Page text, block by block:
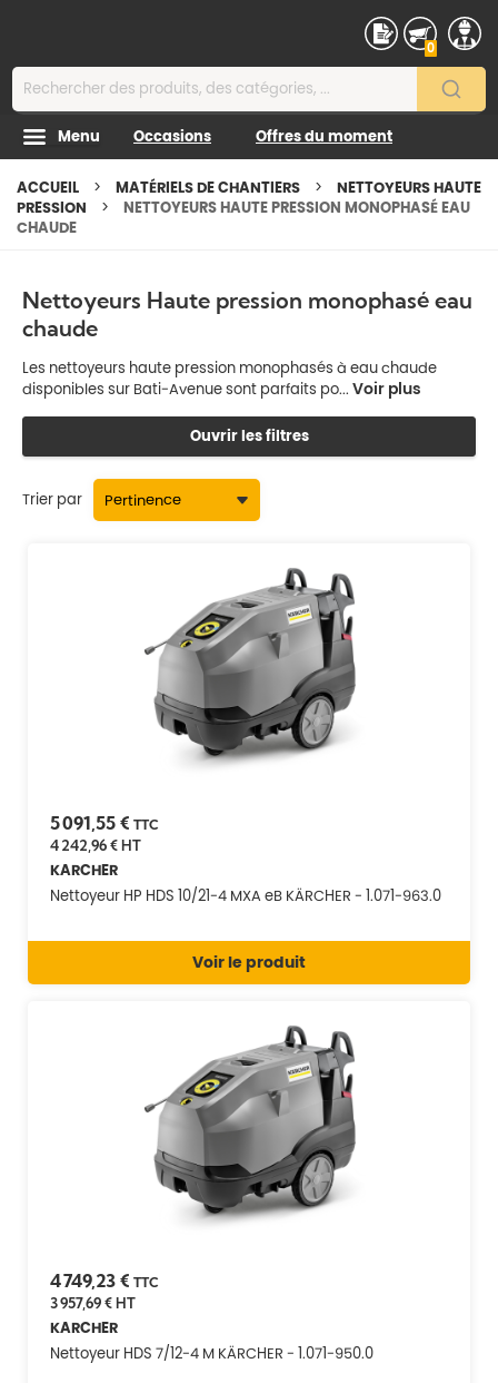
0
Menu Occasions Offres du moment
ACCUEIL MATÉRIELS DE CHANTIERS
NETTOYEURS HAUTE
PRESSION
NETTOYEURS HAUTE PRESSION MONOPHASÉ EAU
CHAUDE
Nettoyeurs Haute pression monophasé eau
chaude
Les nettoyeurs haute pression monophasés à eau chaude
disponibles sur Bati-Avenue sont parfaits po... Voir plus
Ouvrir les filtres
Trier par
5 091,55 € TTC
4 242,96 €HT
KARCHER
Nettoyeur HP HDS 10/21-4 MXA eB KÄRCHER - 1.071-963.0
Voir le produit
4 749,23 € TTC
3 957,69 €HT
KARCHER
Nettoyeur HDS 7/12-4 M KÄRCHER - 1.071-950.0